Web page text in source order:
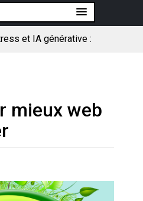
et IA générative :
n’est pas le
les études qui
?
: une lecture
: objectif nul
mieux web